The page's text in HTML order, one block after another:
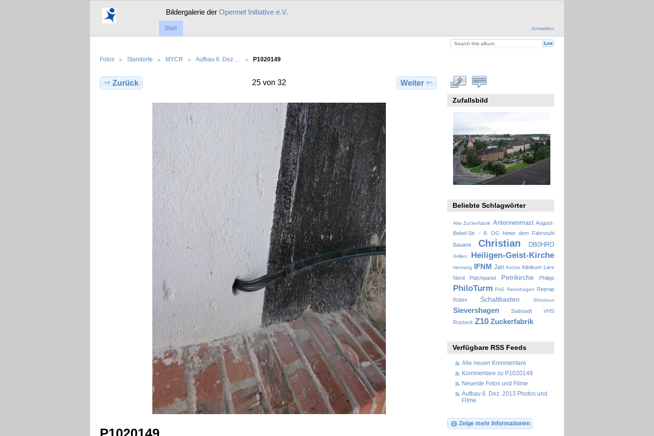
Bildergalerie derOpennet Initiative e.V.
Anmelden
Start
Fotos Standorte MYCR Aufbau 6. Dez.… P1020149
Zurück 25 von 32 Weiter
Zufallsbild
Beliebte Schlagwörter
Alte Zuckerfabrik Antennenmast August-
Bebel-Str. - 8. OG hinter dem Fahrstuhl
Bauamt
Christian DB0HRO
Grillen Heiligen-Geist-Kirche
Henning IFNM Jan Kirche Klinikum Lars
Nerd
Patchpanel Petrikirche Philipp
PhiloTurm PoE Reinshagen
Reprap
Robni
Schaltkasten Shootout
Sievershagen Südstadt
VHS
Rostock Z10 Zuckerfabrik
Verfügbare RSS Feeds
Alle neuen Kommentare
Kommentare zu P1020149
Neueste Fotos und Filme
Aufbau 6. Dez. 2013 Photos und
Filme
Zeige mehr Informationen